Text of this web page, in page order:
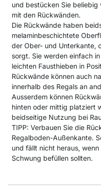
und bestücken Sie beliebig
mit den Rückwänden.
Die Rückwände haben
melaminbeschichtete
der Ober- und Unterkante,
sorgt. Sie werden einfach
leichten Fausthieben in
Rückwände können auch
innerhalb des Regals an
Ausserdem können
hinten oder mittig platziert
beidseitige Nutzung bei
TIPP: Verbauen Sie die
Regalboden-Außenkante.
und fällt nicht heraus,
Schwung befüllen sollten.